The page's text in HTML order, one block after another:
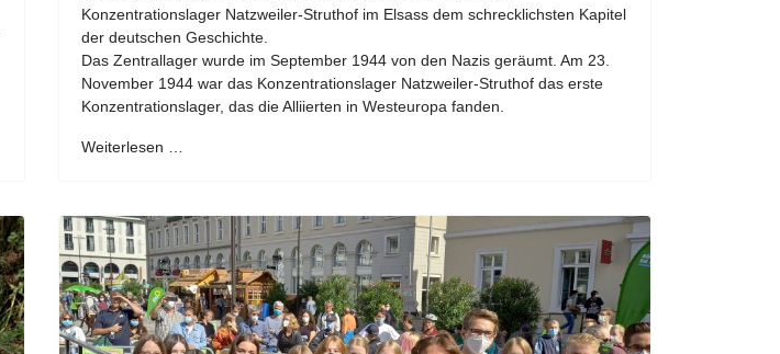
Konzentrationslager Natzweiler-Struthof im Elsass dem schrecklichsten Kapitel
der deutschen Geschichte.
Das Zentrallager wurde im September 1944 von den Nazis geräumt. Am 23.
November 1944 war das Konzentrationslager Natzweiler-Struthof das erste
Konzentrationslager, das die Alliierten in Westeuropa fanden.
Weiterlesen …